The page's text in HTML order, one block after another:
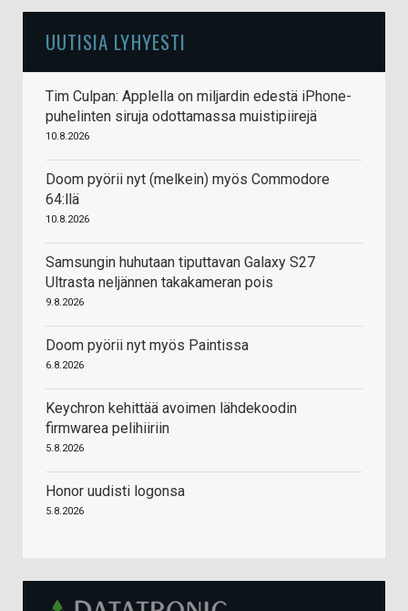
UUTISIA LYHYESTI
Tim Culpan: Applella on miljardin edestä iPhone-
puhelinten siruja odottamassa muistipiirejä
10.8.2026
Doom pyörii nyt (melkein) myös Commodore
64:llä
10.8.2026
Samsungin huhutaan tiputtavan Galaxy S27
Ultrasta neljännen takakameran pois
9.8.2026
Doom pyörii nyt myös Paintissa
6.8.2026
Keychron kehittää avoimen lähdekoodin
firmwarea pelihiiriin
5.8.2026
Honor uudisti logonsa
5.8.2026